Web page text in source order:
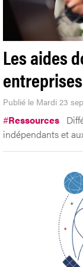
Les aides
Publié le Mardi 23
#Ressources
indépendants et